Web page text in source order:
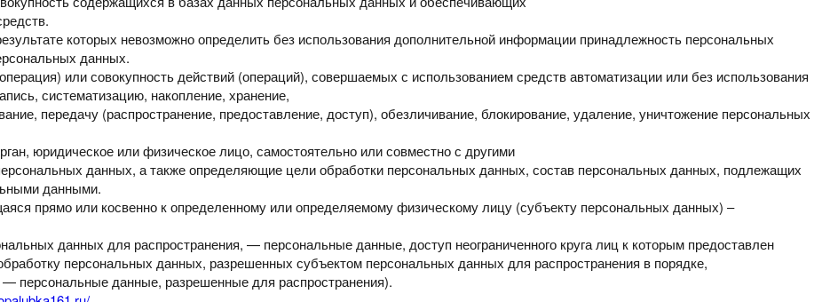
которых невозможно определить без использования дополнительной информации принадлежность персональных
данных.
или совокупность действий (операций), совершаемых с использованием средствавтоматизации или без использования
систематизацию, накопление, хранение,
передачу (распространение, предоставление, доступ), обезличивание, блокирование, удаление, уничтожение персональных
юридическое или физическое лицо, самостоятельно или совместно с другими
данных, а также определяющие цели обработки персональных данных, состав персональных данных, подлежащих
данными.
прямо или косвенно к определенному или определяемому физическому лицу (субъекту персональных данных) –
данных для распространения, — персональные данные, доступ неограниченного круга лиц к которым предоставлен
персональных данных, разрешенных субъектом персональных данных для распространения в порядке,
персональные данные, разрешенные для распространения).